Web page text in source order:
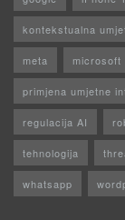
kontekstualna
meta microsoft
primjena umjetne
regulacija AI
tehnologija
whatsapp